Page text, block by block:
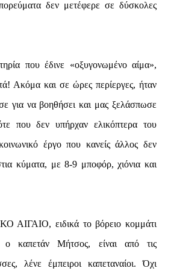
δεν μετέφερε σε δύσκολες
που έδινε «οξυγονωμένο αίμα»,
Ακόμα και σε ώρες περίεργες, ήταν
για να βοηθήσει και μας ξελάσπωσε
που δεν υπήρχαν ελικόπτερα του
έργο που κανείς άλλος δεν
κύματα, με 8-9 μποφόρ, χιόνια και
ειδικά το βόρειο κομμάτι
καπετάν Μήτσος, είναι από τις
λένε έμπειροι καπεταναίοι. Όχι